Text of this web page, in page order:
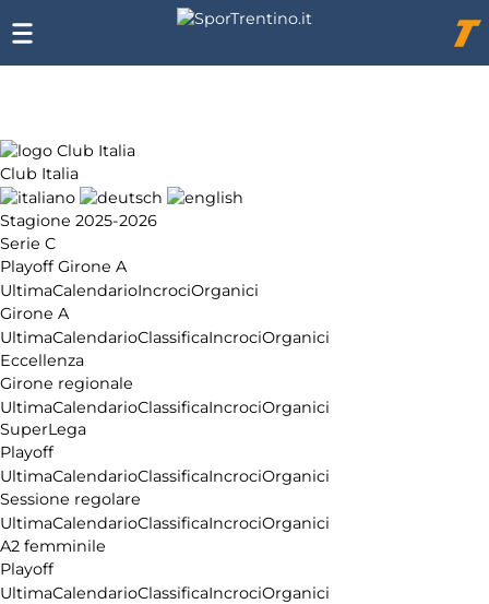
Club Italia
Stagione 2025-2026
Serie C
Playoff Girone A
UltimaCalendarioIncrociOrganici
Girone A
UltimaCalendarioClassificaIncrociOrganici
Eccellenza
Girone regionale
UltimaCalendarioClassificaIncrociOrganici
SuperLega
Playoff
UltimaCalendarioClassificaIncrociOrganici
Sessione regolare
UltimaCalendarioClassificaIncrociOrganici
A2 femminile
Playoff
UltimaCalendarioClassificaIncrociOrganici
Chi
siamo
Affiliazione